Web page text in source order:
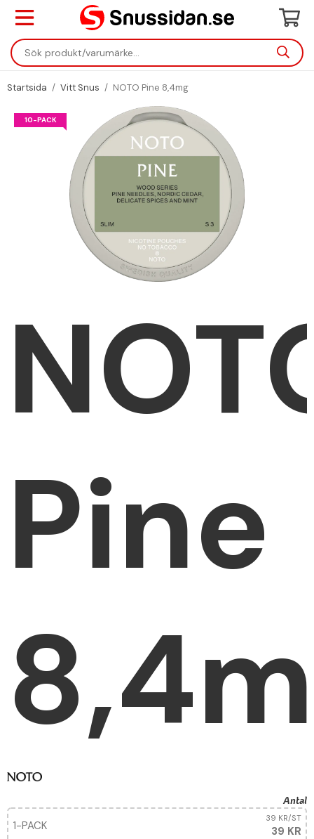
Startsida / Vitt Snus / NOTO Pine 8,4mg
10-PACK
Pine
Antal
1-PACK 39 KR
39 KR/ST